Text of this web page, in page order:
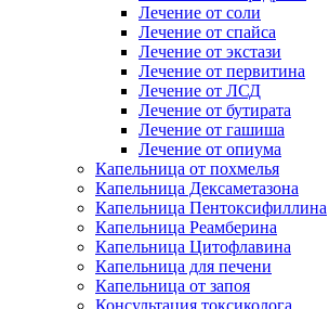
Лечение от соли
Лечение от спайса
Лечение от экстази
Лечение от первитина
Лечение от ЛСД
Лечение от бутирата
Лечение от гашиша
Лечение от опиума
Капельница от похмелья
Капельница Дексаметазона
Капельница Пентоксифиллина
Капельница Реамберина
Капельница Цитофлавина
Капельница для печени
Капельница от запоя
Консультация токсиколога